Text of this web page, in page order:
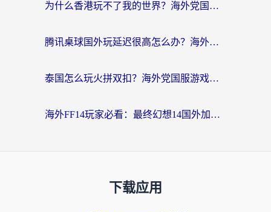
为什么香港玩不了我的世界？海外党国服游戏加速终极解决方案
腾讯桌球国外玩延迟很高怎么办？海外党亲测有效的国服游戏加速指南
泰国怎么玩火拼双扣？海外党国服游戏加速终极指南（附暗区突围植物大战僵尸实测）
海外FF14玩家必看：最终幻想14国外加速器下载安装全攻略+卡顿解决秘籍
下载应用